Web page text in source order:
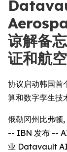
谅解备
证和航
协议启动韩国首
算和数字孪生技
俄勒冈州比弗
-- IBN 发布 --
业 Datavault AI